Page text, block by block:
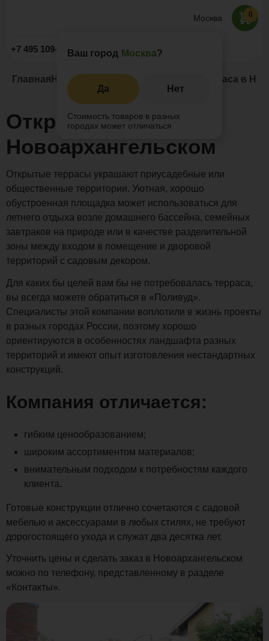
Москва
Ваш город Москва?
Да Нет
Стоимость товаров в разных
городах может отличаться
+7 495 109-52-09 Заказать звонок
0
Главная Наши проекты Патио Открытая терраса в
Открытая терраса в
Новоархангельском
Открытые террасы украшают приусадебные или
общественные территории. Уютная, хорошо
обустроенная площадка может использоваться для
летнего отдыха возле домашнего бассейна, семейных
завтраков на природе или в качестве разделительной
зоны между входом в помещение и дворовой
территорий с садовым декором.
Для каких бы целей вам бы не потребовалась терраса,
вы всегда можете обратиться в «Поливуд».
Специалисты этой компании воплотили в жизнь проекты
в разных городах России, поэтому хорошо
ориентируются в особенностях ландшафта разных
территорий и имеют опыт изготовления нестандартных
конструкций.
Компания отличается:
гибким ценообразованием;
широким ассортиментом материалов;
внимательным подходом к потребностям каждого
клиента.
Готовые конструкции отлично сочетаются с садовой
мебелью и аксессуарами в любых стилях, не требуют
дорогостоящего ухода и служат два десятка лет.
Уточнить цены и сделать заказ в Новоархангельском
можно по телефону, представленному в разделе
«Контакты».